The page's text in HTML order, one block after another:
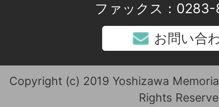
ファックス：
お問い合
Copyright (c) 2019 Yoshizawa
Rights